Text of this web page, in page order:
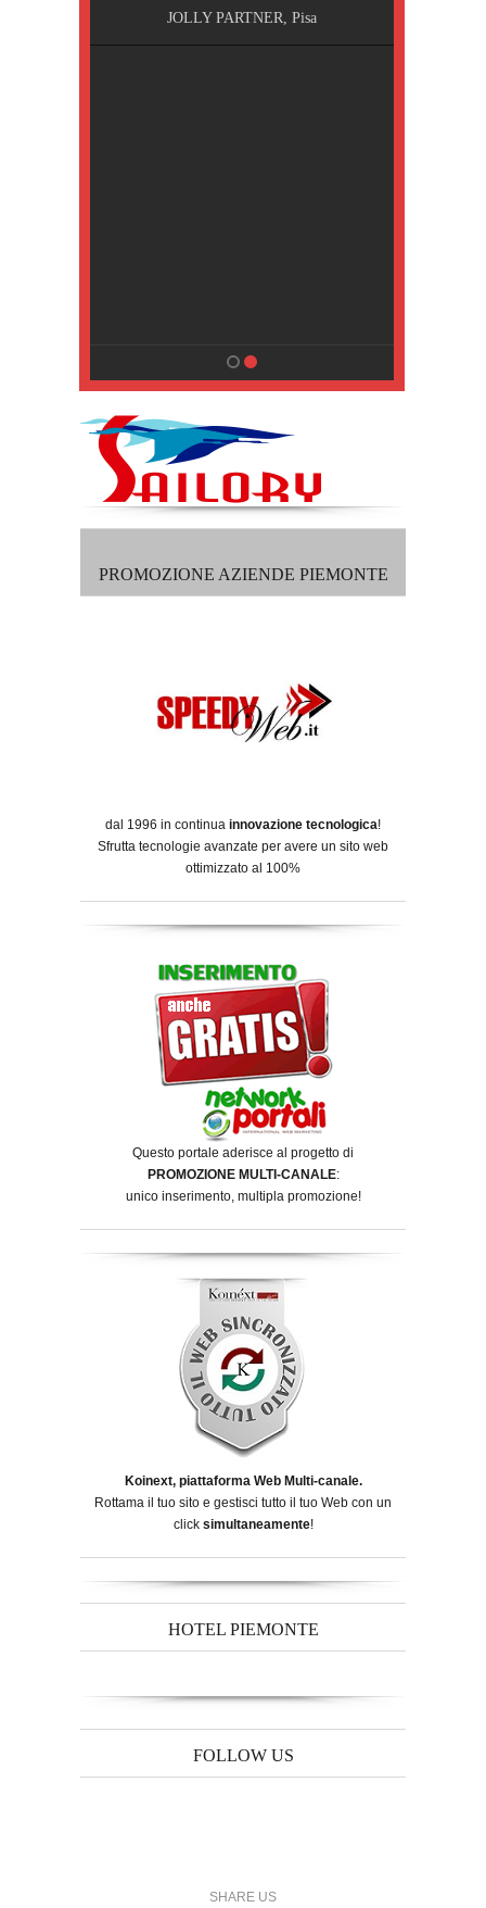
JOLLY PARTNER, Pisa
PROMOZIONE AZIENDE PIEMONTE
dal 1996 in continua innovazione tecnologica!
Sfrutta tecnologie avanzate per avere un sito web
ottimizzato al 100%
Questo portale aderisce al progetto di
PROMOZIONE MULTI-CANALE:
unico inserimento, multipla promozione!
Koinext, piattaforma Web Multi-canale.
Rottama il tuo sito e gestisci tutto il tuo Web con un
click simultaneamente!
HOTEL PIEMONTE
FOLLOW US
SHARE US